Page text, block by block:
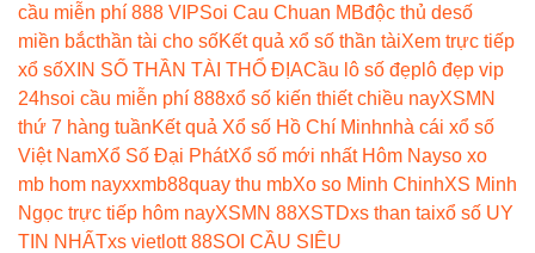
cầu miễn phí 888 VIPSoi Cau Chuan MBđộc thủ desố
miền bắcthần tài cho sốKết quả xổ số thần tàiXem trực tiếp
xổ sốXIN SỐ THẦN TÀI THỔ ĐỊACầu lô số đẹp lô đẹp vip
24hsoi cầu miễn phí 888xổ số kiến thiết chiều nayXSMN
thứ 7 hàng tuầnKết quả Xổ số Hồ Chí Minhnhà cái xổ số
Việt NamXổ Số Đại PhátXổ số mới nhất Hôm Nayso xo
mb hom nayxxmb88quay thu mbXo so Minh ChinhXS Minh
Ngọc trực tiếp hôm nayXSMN 88XSTDxs than taixổ số UY
TIN NHẤTxs vietlott 88SOI CẦU SIÊU